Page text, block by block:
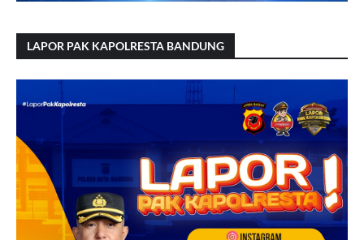
LAPOR PAK KAPOLRESTA BANDUNG